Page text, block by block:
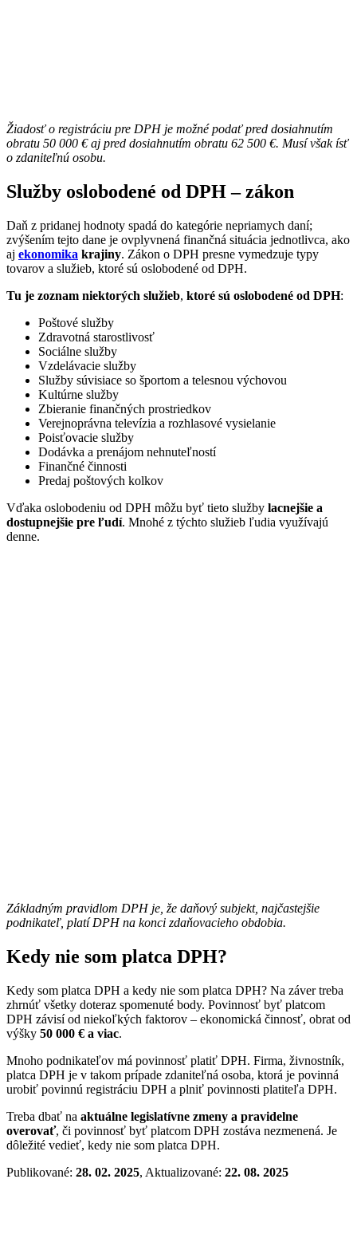
Žiadosť o registráciu pre DPH je možné podať pred dosiahnutím
obratu 50 000 € aj pred dosiahnutím obratu 62 500 €. Musí však ísť
o zdaniteľnú osobu.
Služby oslobodené od DPH – zákon
Daň z pridanej hodnoty spadá do kategórie nepriamych daní;
zvýšením tejto dane je ovplyvnená finančná situácia jednotlivca, ako
aj ekonomika krajiny. Zákon o DPH presne vymedzuje typy
tovarov a služieb, ktoré sú oslobodené od DPH.
Tu je zoznam niektorých služieb, ktoré sú oslobodené od DPH:
Poštové služby
Zdravotná starostlivosť
Sociálne služby
Vzdelávacie služby
Služby súvisiace so športom a telesnou výchovou
Kultúrne služby
Zbieranie finančných prostriedkov
Verejnoprávna televízia a rozhlasové vysielanie
Poisťovacie služby
Dodávka a prenájom nehnuteľností
Finančné činnosti
Predaj poštových kolkov
Vďaka oslobodeniu od DPH môžu byť tieto služby lacnejšie a
dostupnejšie pre ľudí. Mnohé z týchto služieb ľudia využívajú
denne.
Základným pravidlom DPH je, že daňový subjekt, najčastejšie
podnikateľ, platí DPH na konci zdaňovacieho obdobia.
Kedy nie som platca DPH?
Kedy som platca DPH a kedy nie som platca DPH? Na záver treba
zhrnúť všetky doteraz spomenuté body. Povinnosť byť platcom
DPH závisí od niekoľkých faktorov – ekonomická činnosť, obrat od
výšky 50 000 € a viac.
Mnoho podnikateľov má povinnosť platiť DPH. Firma, živnostník,
platca DPH je v takom prípade zdaniteľná osoba, ktorá je povinná
urobiť povinnú registráciu DPH a plniť povinnosti platiteľa DPH.
Treba dbať na aktuálne legislatívne zmeny a pravidelne
overovať, či povinnosť byť platcom DPH zostáva nezmenená. Je
dôležité vedieť, kedy nie som platca DPH.
Publikované: 28. 02. 2025, Aktualizované: 22. 08. 2025